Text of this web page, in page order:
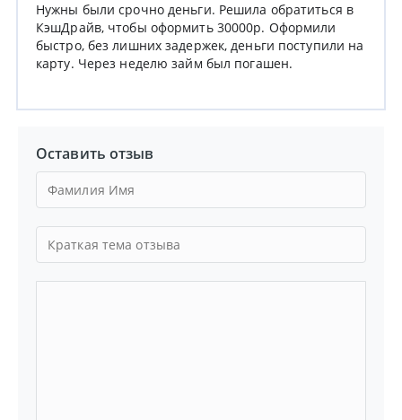
Нужны были срочно деньги. Решила обратиться в
КэшДрайв, чтобы оформить 30000р. Оформили
быстро, без лишних задержек, деньги поступили на
карту. Через неделю займ был погашен.
Оставить отзыв